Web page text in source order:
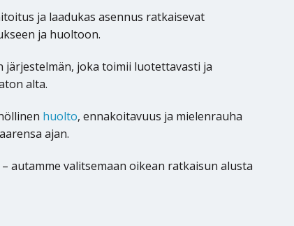
ja laadukas asennus ratkaisevat
ja huoltoon.
järjestelmän, joka toimii luotettavasti ja
alta.
huolto, ennakoitavuus ja mielenrauha
ajan.
– autamme valitsemaan oikean ratkaisun alusta